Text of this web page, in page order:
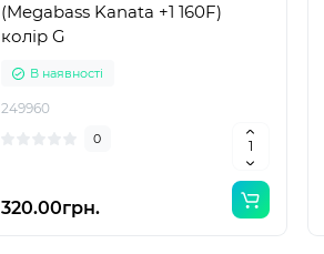
(Megabass Kanata +1 160F)
колір G
В наявності
249960
0
320.00грн.